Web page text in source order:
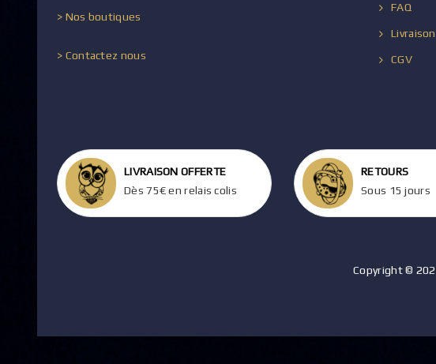
> Nos boutiques
> Contactez nous
FAQ
Livraison
CGV
LIVRAISON OFFERTE
Dès 75€ en relais colis
RETOURS
Sous 15 jours
Copyright ©